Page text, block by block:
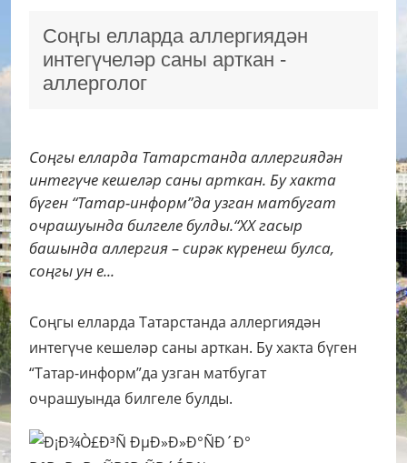
Соңгы елларда аллергиядән
интегүчеләр саны арткан -
аллерголог
Соңгы елларда Татарстанда аллергиядән
интегүче кешеләр саны арткан. Бу хакта
бүген “Татар-информ”да узган матбугат
очрашуында билгеле булды.“XX гасыр
башында аллергия – сирәк күренеш булса,
соңгы ун е...
Соңгы елларда Татарстанда аллергиядән
интегүче кешеләр саны арткан. Бу хакта бүген
“Татар-информ”да узган матбугат
очрашуында билгеле булды.